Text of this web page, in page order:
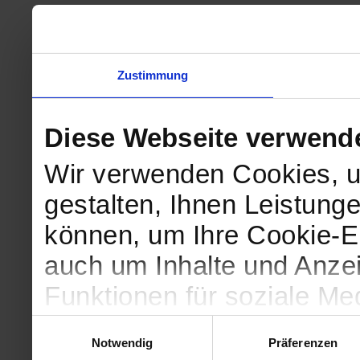
Zustimmung
Diese Webseite
Wir verwenden Cookies,
gestalten, Ihnen
können, um Ihre Cookie-
auch um Inhalte und
Funktionen für soziale
Notwendig
Präferenzen